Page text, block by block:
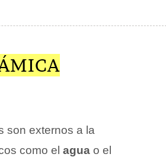
son externos a la
como el agua o el